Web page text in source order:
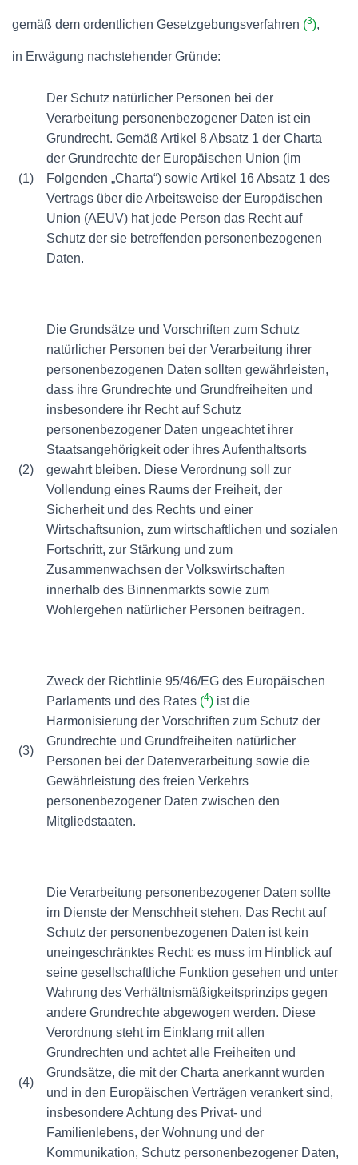
gemäß dem ordentlichen Gesetzgebungsverfahren (3),
in Erwägung nachstehender Gründe:
(1)
Der Schutz natürlicher Personen bei der
Verarbeitung personenbezogener Daten ist ein
Grundrecht. Gemäß Artikel 8 Absatz 1 der Charta
der Grundrechte der Europäischen Union (im
Folgenden „Charta“) sowie Artikel 16 Absatz 1 des
Vertrags über die Arbeitsweise der Europäischen
Union (AEUV) hat jede Person das Recht auf
Schutz der sie betreffenden personenbezogenen
Daten.
(2)
Die Grundsätze und Vorschriften zum Schutz
natürlicher Personen bei der Verarbeitung ihrer
personenbezogenen Daten sollten gewährleisten,
dass ihre Grundrechte und Grundfreiheiten und
insbesondere ihr Recht auf Schutz
personenbezogener Daten ungeachtet ihrer
Staatsangehörigkeit oder ihres Aufenthaltsorts
gewahrt bleiben. Diese Verordnung soll zur
Vollendung eines Raums der Freiheit, der
Sicherheit und des Rechts und einer
Wirtschaftsunion, zum wirtschaftlichen und sozialen
Fortschritt, zur Stärkung und zum
Zusammenwachsen der Volkswirtschaften
innerhalb des Binnenmarkts sowie zum
Wohlergehen natürlicher Personen beitragen.
(3)
Zweck der Richtlinie 95/46/EG des Europäischen
Parlaments und des Rates (4) ist die
Harmonisierung der Vorschriften zum Schutz der
Grundrechte und Grundfreiheiten natürlicher
Personen bei der Datenverarbeitung sowie die
Gewährleistung des freien Verkehrs
personenbezogener Daten zwischen den
Mitgliedstaaten.
(4)
Die Verarbeitung personenbezogener Daten sollte
im Dienste der Menschheit stehen. Das Recht auf
Schutz der personenbezogenen Daten ist kein
uneingeschränktes Recht; es muss im Hinblick auf
seine gesellschaftliche Funktion gesehen und unter
Wahrung des Verhältnismäßigkeitsprinzips gegen
andere Grundrechte abgewogen werden. Diese
Verordnung steht im Einklang mit allen
Grundrechten und achtet alle Freiheiten und
Grundsätze, die mit der Charta anerkannt wurden
und in den Europäischen Verträgen verankert sind,
insbesondere Achtung des Privat- und
Familienlebens, der Wohnung und der
Kommunikation, Schutz personenbezogener Daten,